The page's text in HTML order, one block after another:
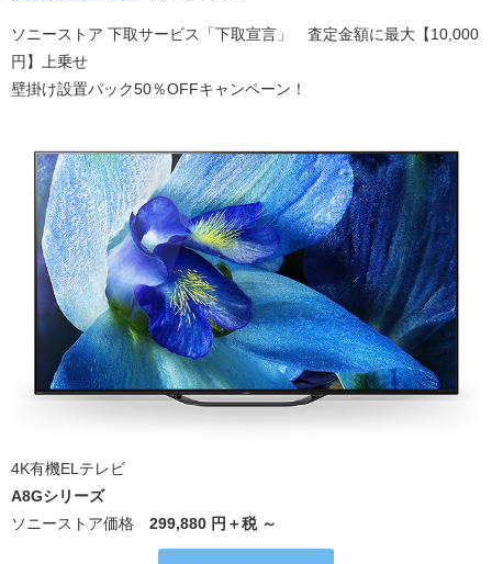
ソニーストア 下取サービス「下取宣言」 査定金額に最大【10,000
円】上乗せ
壁掛け設置パック50％OFFキャンペーン！
4K有機ELテレビ
A8Gシリーズ
ソニーストア価格 299,880 円＋税 ～